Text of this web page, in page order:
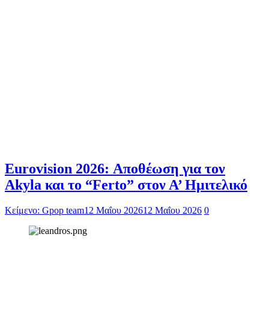
Eurovision 2026: Αποθέωση για τον
Akyla και το “Ferto” στον Α’ Ημιτελικό
Κείμενο: Gpop team12 Μαΐου 202612 Μαΐου 2026 0